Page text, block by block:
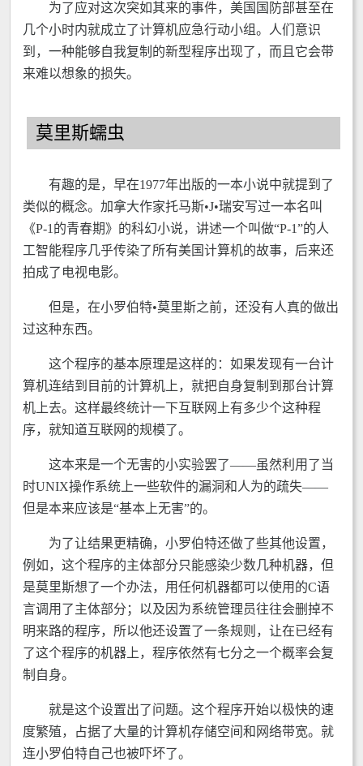
为了应对这次突如其来的事件，美国国防部甚至在
几个小时内就成立了计算机应急行动小组。人们意识
到，一种能够自我复制的新型程序出现了，而且它会带
来难以想象的损失。
莫里斯蠕虫
有趣的是，早在1977年出版的一本小说中就提到了
类似的概念。加拿大作家托马斯•J•瑞安写过一本名叫
《P-1的青春期》的科幻小说，讲述一个叫做“P-1”的人
工智能程序几乎传染了所有美国计算机的故事，后来还
拍成了电视电影。
但是，在小罗伯特•莫里斯之前，还没有人真的做出
过这种东西。
这个程序的基本原理是这样的：如果发现有一台计
算机连结到目前的计算机上，就把自身复制到那台计算
机上去。这样最终统计一下互联网上有多少个这种程
序，就知道互联网的规模了。
这本来是一个无害的小实验罢了——虽然利用了当
时UNIX操作系统上一些软件的漏洞和人为的疏失——
但是本来应该是“基本上无害”的。
为了让结果更精确，小罗伯特还做了些其他设置，
例如，这个程序的主体部分只能感染少数几种机器，但
是莫里斯想了一个办法，用任何机器都可以使用的C语
言调用了主体部分；以及因为系统管理员往往会删掉不
明来路的程序，所以他还设置了一条规则，让在已经有
了这个程序的机器上，程序依然有七分之一个概率会复
制自身。
就是这个设置出了问题。这个程序开始以极快的速
度繁殖，占据了大量的计算机存储空间和网络带宽。就
连小罗伯特自己也被吓坏了。